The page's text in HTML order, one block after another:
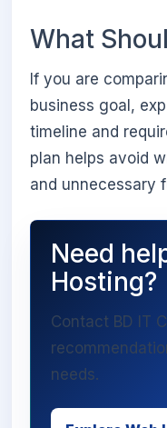
What
If you are
business goal,
timeline and
plan helps avoid
and unnecessary
Need
Hosting?
Contact BD IT
needs.